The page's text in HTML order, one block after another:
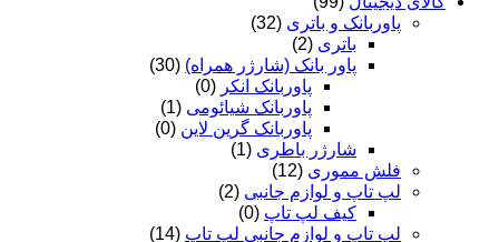
پاوربانک و باتری (32)
باتری (2)
پاور بانک (شارژر همراه) (30)
پاوربانک انکر (0)
پاوربانک شیائومی (1)
پاوربانک گرین لاین (0)
شارژر باطری (1)
فلش مموری (12)
لپ تاپ و لوازم جانبی (2)
کیف لپ تاپ (0)
لپ تاپ و لوازم جانبی لپ تاپ (14)